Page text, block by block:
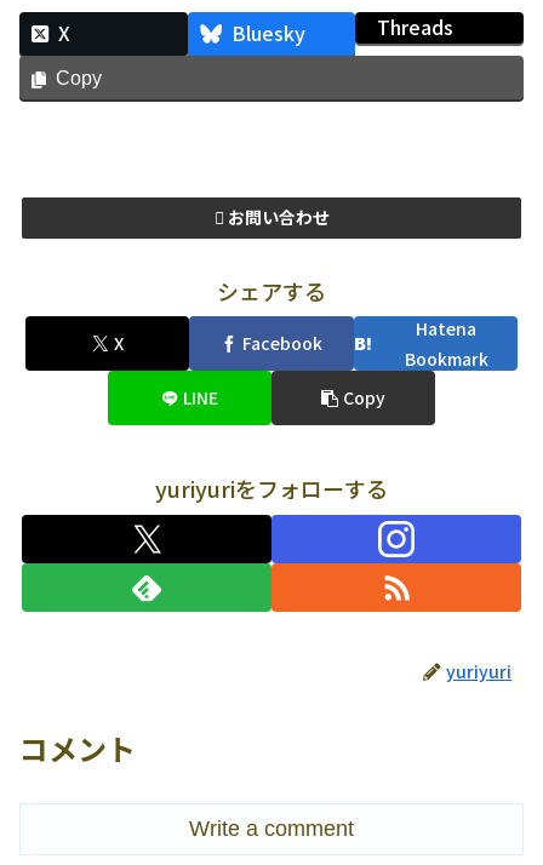
X Bluesky Threads
Copy
お問い合わせ
シェアする
X Facebook
Hatena
Bookmark
LINE
Copy
yuriyuriをフォローする
yuriyuri
コメント
Write a comment